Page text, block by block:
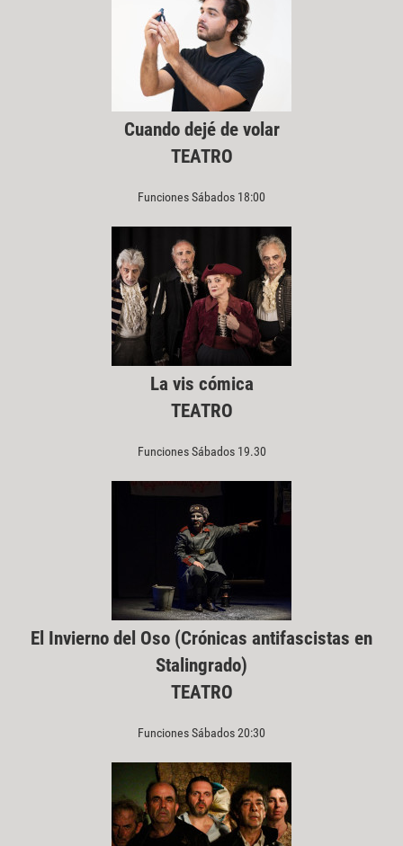
Cuando dejé de volar
TEATRO
Funciones Sábados 18:00
La vis cómica
TEATRO
Funciones Sábados 19.30
El Invierno del Oso (Crónicas antifascistas en
Stalingrado)
TEATRO
Funciones Sábados 20:30